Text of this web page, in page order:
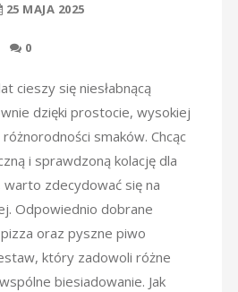
25 MAJA 2025
0
cieszy się niesłabnącą
dzięki prostocie, wysokiej
różnorodności smaków. Chcąc
i sprawdzoną kolację dla
warto zdecydować się na
Odpowiednio dobrane
oraz pyszne piwo
który zadowoli różne
biesiadowanie. Jak